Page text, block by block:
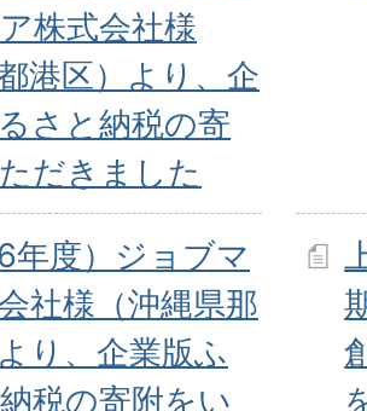
株式会社様
都港区）より、企
さと納税の寄
だきました
6年度）ジョブマ
社様（沖縄県那
り、企業版ふ
税の寄附をい